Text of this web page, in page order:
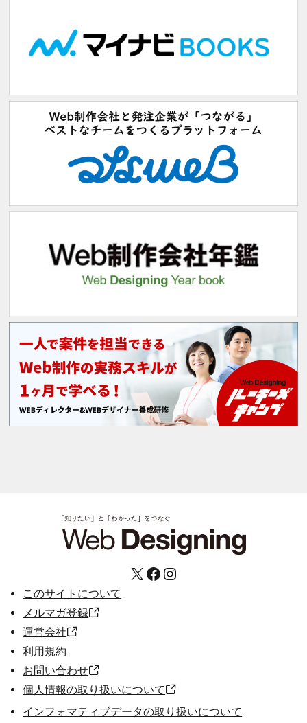
X Facebook Instagram
このサイトについて
メルマガ登録
運営会社
利用規約
お問い合わせ
個人情報の取り扱いについて
インフォマティブデータの取り扱いについて